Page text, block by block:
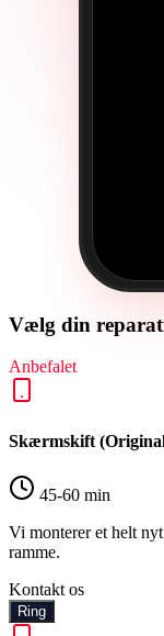
Vælg din
Anbefalet
Skærmskift
45-60 min
Vi monterer et helt
ramme.
Kontakt os
Ring